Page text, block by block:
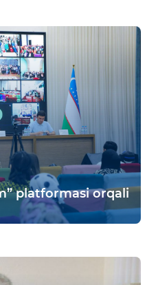
platformasi orqali